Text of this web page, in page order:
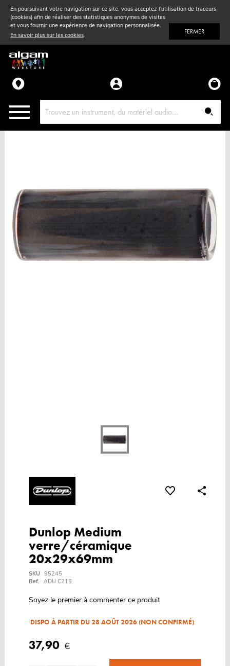
En poursuivant votre navigation sur ce site, vous acceptez l'utilisation de traceurs
(cookies) afin de réaliser des statistiques anonymes de visites
et vous fournir une expérience de navigation personnalisée.
En savoir plus sur les cookies. FERMER
Vent& Violon
Accessoires
Pièces détachées
Dunlop Medium
verre/céramique
20x29x69mm
SKU 95245
Ref. ADU C215
Soyez le premier à commenter ce produit
DISPO À PARTIR DU 28 AOÛT 2026 (NON CONFIRMÉ)
37,90 €